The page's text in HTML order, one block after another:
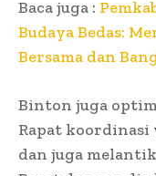
Baca juga :
Budaya Bedas:
Bersama dan
Binton juga
Rapat koordinasi
dan juga